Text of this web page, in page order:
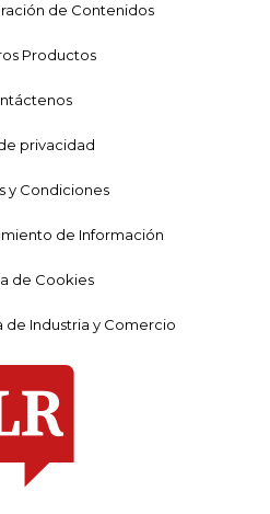
de Contenidos
Productos
privacidad
y Condiciones
de Información
de Cookies
Industria y Comercio